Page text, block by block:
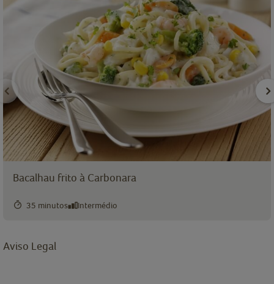
Bacalhau frito à Carbonara
35 minutos Intermédio
Aviso Legal